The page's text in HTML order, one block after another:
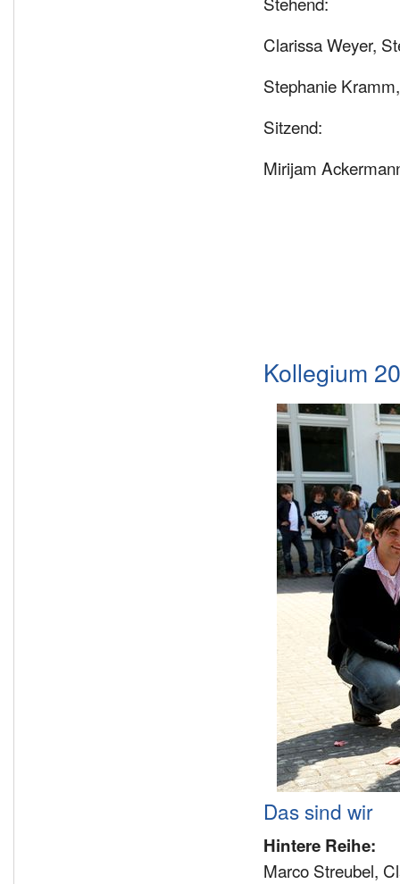
Clarissa Weyer,
Stephanie
Sitzend:
Mirijam
Kollegium
Das sind wir
Hintere Reihe:
Marco Streubel,